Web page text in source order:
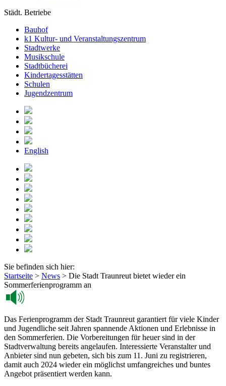
Städt. Betriebe
Bauhof
k1 Kultur- und Veranstaltungszentrum
Stadtwerke
Musikschule
Stadtbücherei
Kindertagesstätten
Schulen
Jugendzentrum
English
Sie befinden sich hier:
Startseite > News > Die Stadt Traunreut bietet wieder ein
Sommerferienprogramm an
Das Ferienprogramm der Stadt Traunreut garantiert für viele Kinder
und Jugendliche seit Jahren spannende Aktionen und Erlebnisse in
den Sommerferien. Die Vorbereitungen für heuer sind in der
Stadtverwaltung bereits angelaufen. Interessierte Veranstalter und
Anbieter sind nun gebeten, sich bis zum 11. Juni zu registrieren,
damit auch 2024 wieder ein möglichst umfangreiches und buntes
Angebot präsentiert werden kann.